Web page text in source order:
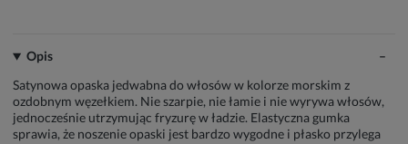
Opis
Satynowa opaska jedwabna do włosów w kolorze morskim z
ozdobnym węzełkiem. Nie szarpie, nie łamie i nie wyrywa włosów,
jednocześnie utrzymując fryzurę w ładzie. Elastyczna gumka
sprawia, że noszenie opaski jest bardzo wygodne i płasko przylega